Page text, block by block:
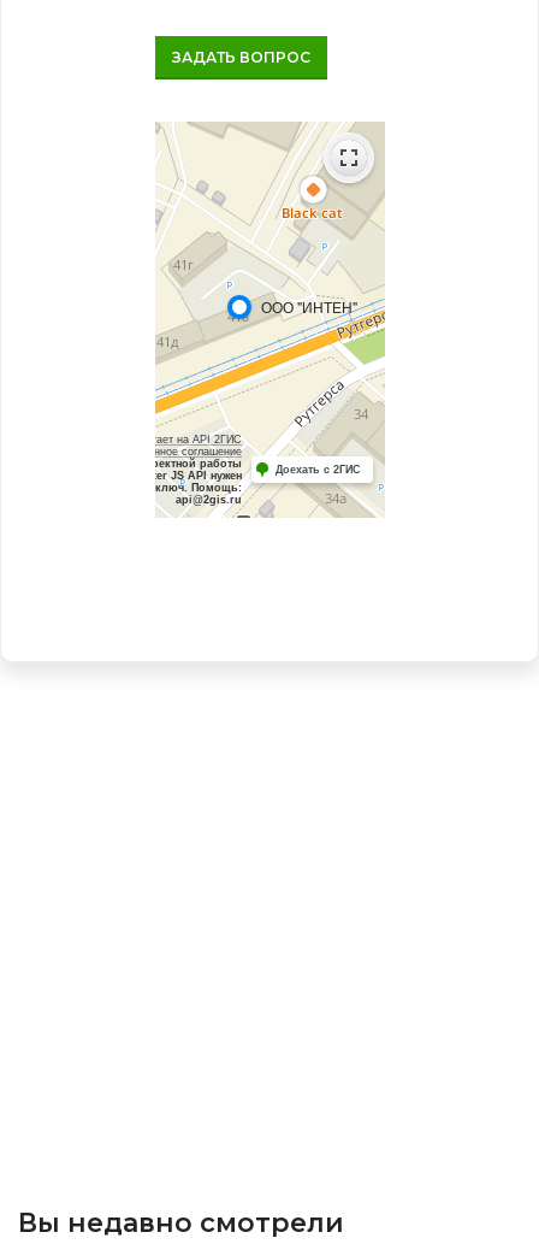
ЗАДАТЬ ВОПРОС
Вы недавно смотрели